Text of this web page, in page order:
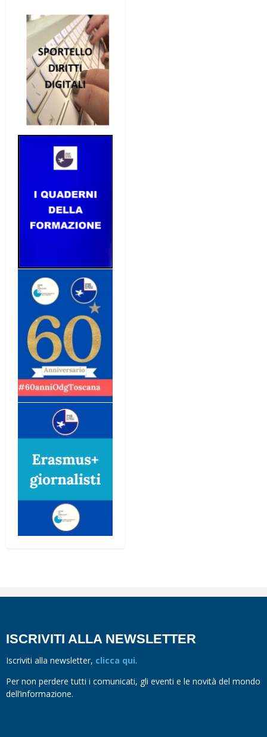
ISCRIVITI ALLA NEWSLETTER
Iscriviti alla newsletter, clicca qui.
Per non perdere tutti i comunicati, gli eventi e le novità del mondo
dell’informazione.